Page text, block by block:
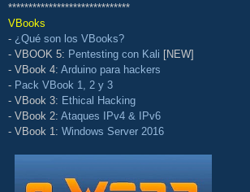
******************************
VBooks
- ¿Qué son los VBooks?
- VBOOK 5: Pentesting con Kali [NEW]
- VBook 4: Arduino para hackers
- Pack VBook 1, 2 y 3
- VBook 3: Ethical Hacking
- VBook 2: Ataques IPv4 & IPv6
- VBook 1: Windows Server 2016